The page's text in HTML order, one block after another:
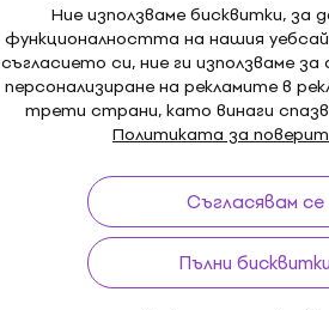
Ние използваме бисквитки, за
функционалността на нашия
съгласието си, ние ги използваме
персонализиране на рекламите в
трети страни, като винаги
Политиката за
Съгласявам се
Пълни бисквитки